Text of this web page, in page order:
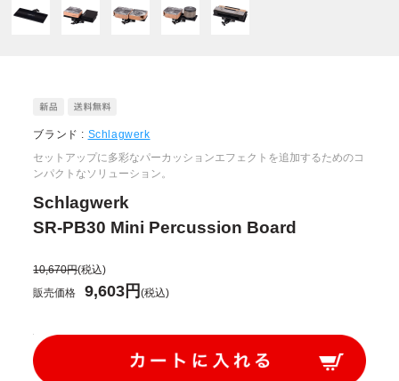
ブランド : Schlagwerk
セットアップに多彩なパーカッションエフェクトを追加するためのコ
ンパクトなソリューション。
Schlagwerk
SR-PB30 Mini Percussion Board
10,670円(税込)
販売価格
9,603円(税込)